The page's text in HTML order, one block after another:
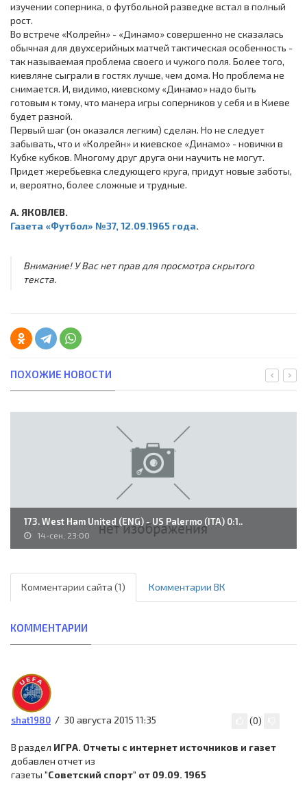
изучении соперника, о футбольной разведке встал в полный
рост.
Во встрече «Колрейн» - «Динамо» совершенно не сказалась
обычная для двухсерийных матчей тактическая особенность -
так называемая проблема своего и чужого поля. Более того,
киевляне сыграли в гостях лучше, чем дома. Но проблема не
снимается. И, видимо, киевскому «Динамо» надо быть
готовым к тому, что манера игры соперников у себя и в Киеве
будет разной.
Первый шаг (он оказался легким) сделан. Но не следует
забывать, что и «Колрейн» и киевское «Динамо» - новички в
Кубке кубков. Многому друг друга они научить не могут.
Придет жеребьевка следующего круга, придут новые заботы,
и, вероятно, более сложные и трудные.
А. ЯКОВЛЕВ.
Газета «Футбол» №37, 12.09.1965 года.
Внимание! У Вас нет прав для просмотра скрытого
текста.
ПОХОЖИЕ НОВОСТИ
173. West Ham United (ENG) - US Palermo (ITA) 0:1..
14-сен, 23:00
Комментарии сайта (1) Комментарии ВК
КОММЕНТАРИИ
shat1980 30 августа 2015 11:35 (0)
В раздел ИГРА. Отчеты с интернет источников и газет
добавлен отчет из
газеты "Советский спорт" от 09.09. 1965